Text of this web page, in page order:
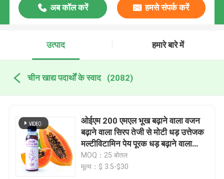
अब कॉल करें हमसे संपर्क करें
उत्पाद हमारे बारे में
चीन खाद्य पदार्थों के स्वाद (2082)
ओईएम 200 एमएल भूख बढ़ाने वाला वजन
बढ़ाने वाला सिरप तेजी से मोटी धड़ उत्तेजक
मल्टीविटामिन पेय पूरक धड़ बढ़ाने वाला
सिरप ड्रीम शेप
MOQ：25 बोतल
मूल्य：$ 3.5-$30